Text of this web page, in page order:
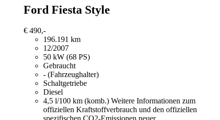
Ford Fiesta Style
€ 490,-
196.191 km
12/2007
50 kW (68 PS)
Gebraucht
- (Fahrzeughalter)
Schaltgetriebe
Diesel
4,5 l/100 km (komb.) Weitere Informationen zum
offiziellen Kraftstoffverbrauch und den offiziellen